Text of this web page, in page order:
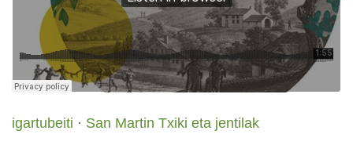
igartubeiti · San Martin Txiki eta jentilak